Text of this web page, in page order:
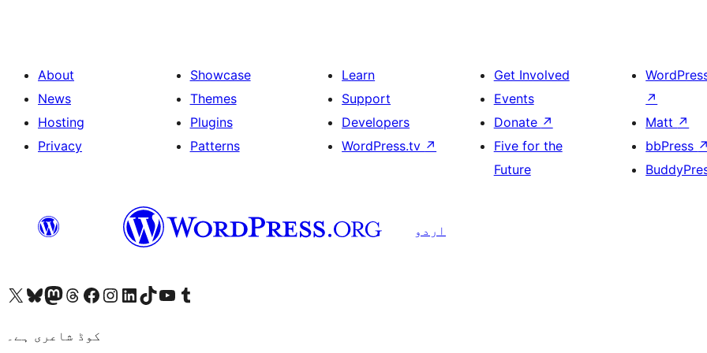
About
News
Hosting
Privacy
Showcase
Themes
Plugins
Patterns
Learn
Support
Developers
WordPress.tv ↗
Get Involved
Events
Donate ↗
Five for the
Future
↗
Matt ↗
bbPress ↗
اردو
Visit our X (formerly Twitter) account
ہمارے بلیواسکائی اکاؤنٹ پر جائیں
Visit our Mastodon account
ہمارے ٹھریڈز اکاؤنٹ پر جائیں
Visit our Facebook page
Visit our Instagram account
Visit our LinkedIn account
ہمارے ٹک ٹاک اکاؤنٹ پر جائیں
Visit our YouTube channel
ہمارے ٹمبلر اکاؤنٹ پر جائیں
کوڈ شاعری ہے۔